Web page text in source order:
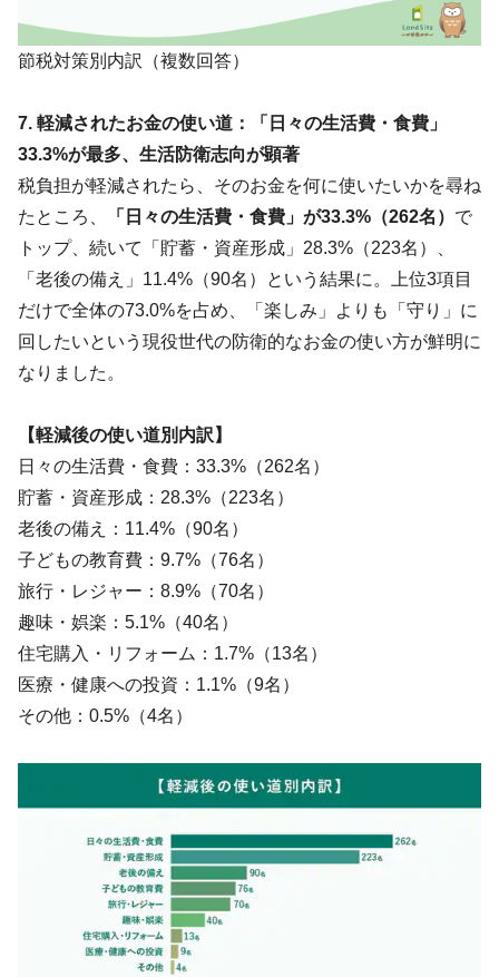
節税対策別内訳（複数回答）
7. 軽減されたお金の使い道：「日々の生活費・食費」
33.3%が最多、生活防衛志向が顕著
税負担が軽減されたら、そのお金を何に使いたいかを尋ね
たところ、
「日々の生活費・食費」が33.3%（262名） で
トップ、続いて「貯蓄・資産形成」28.3%（223名）、
「老後の備え」11.4%（90名）という結果に。上位3項目
だけで全体の73.0%を占め、「楽しみ」よりも「守り」に
回したいという現役世代の防衛的なお金の使い方が鮮明に
なりました。
【軽減後の使い道別内訳】
日々の生活費・食費：33.3%（262名）
貯蓄・資産形成：28.3%（223名）
老後の備え：11.4%（90名）
子どもの教育費：9.7%（76名）
旅行・レジャー：8.9%（70名）
趣味・娯楽：5.1%（40名）
住宅購入・リフォーム：1.7%（13名）
医療・健康への投資：1.1%（9名）
その他：0.5%（4名）